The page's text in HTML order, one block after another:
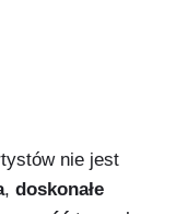
nie jest
, doskonałe